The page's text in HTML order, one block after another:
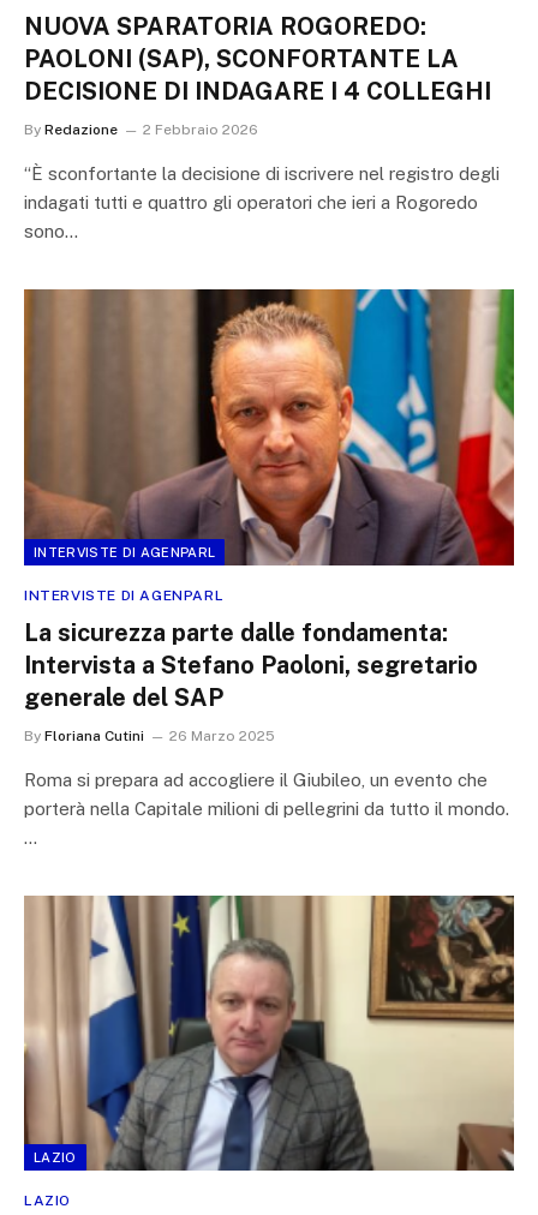
NUOVA SPARATORIA ROGOREDO:
PAOLONI (SAP), SCONFORTANTE LA
DECISIONE DI INDAGARE I 4 COLLEGHI
By Redazione 2 Febbraio 2026
“È sconfortante la decisione di iscrivere nel registro degli
indagati tutti e quattro gli operatori che ieri a Rogoredo
sono…
INTERVISTE DI AGENPARL
INTERVISTE DI AGENPARL
La sicurezza parte dalle fondamenta:
Intervista a Stefano Paoloni, segretario
generale del SAP
By Floriana Cutini 26 Marzo 2025
Roma si prepara ad accogliere il Giubileo, un evento che
porterà nella Capitale milioni di pellegrini da tutto il mondo.
…
LAZIO
LAZIO